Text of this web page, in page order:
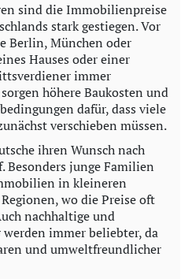
sind die Immobilienpreise
stark gestiegen. Vor
Berlin, München oder
Hauses oder einer
immer
höhere Baukosten und
dafür, dass viele
verschieben müssen.
ihren Wunsch nach
Besonders junge Familien
in kleineren
wo die Preise oft
nachhaltige und
immer beliebter, da
und umweltfreundlicher